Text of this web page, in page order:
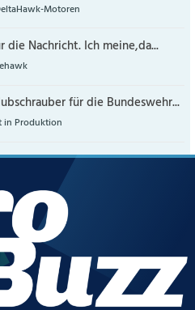
Motoren
die Nachricht. Ich meine,da...
für die Bundeswehr...
in Produktion